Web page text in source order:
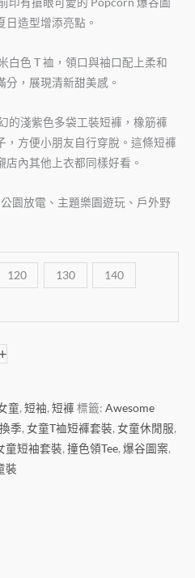
造型增添亮點。
白色 T 裇，領口與袖口配上柔和
分，展現清新甜美感。
的淺紫色多袋工裝短褲，橡筋褲
，方便小朋友自行穿脫。這條短褲
內其他上衣都同樣好看。
園放電、主題樂園遊玩、戶外野
120 130 140
+
童, 短袖, 短褲 標籤: Awesome
季, 女童T裇短褲套裝, 女童休閒服,
童短袖套裝, 撞色領Tee, 爆谷圖案,
裝